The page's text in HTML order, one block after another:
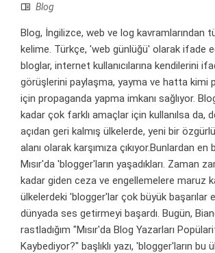
Blog
Blog, İngilizce, web ve log kavramlarından
kelime. Türkçe, 'web günlüğü' olarak ifade
bloglar, internet kullanıcılarına kendilerini
görüşlerini paylaşma, yayma ve hatta kimi
için propaganda yapma imkanı sağlıyor.
kadar çok farklı amaçlar için kullanılsa da,
açıdan geri kalmış ülkelerde, yeni bir
alanı olarak karşımıza çıkıyor.Bunlardan en
Mısır'da 'blogger'ların yaşadıkları. Zaman
kadar giden ceza ve engellemelere maruz
ülkelerdeki 'blogger'lar çok büyük başarılar
dünyada ses getirmeyi başardı. Bugün,
rastladığım "Mısır'da Blog Yazarları
Kaybediyor?" başlıklı yazı, 'blogger'ların bu